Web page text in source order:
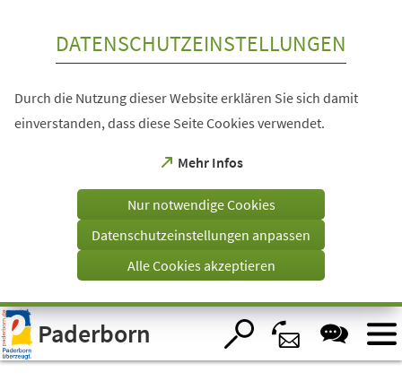
Visuelle
Assistenzsoftware
öffnen.
DATENSCHUTZEINSTELLUNGEN
Durch die Nutzung dieser Website erklären Sie sich damit
einverstanden, dass diese Seite Cookies verwendet.
Mehr Infos
(Öffnet
einem
Tab)
Nur notwendige Cookies
Datenschutzeinstellungen anpassen
Alle Cookies akzeptieren
Paderborn